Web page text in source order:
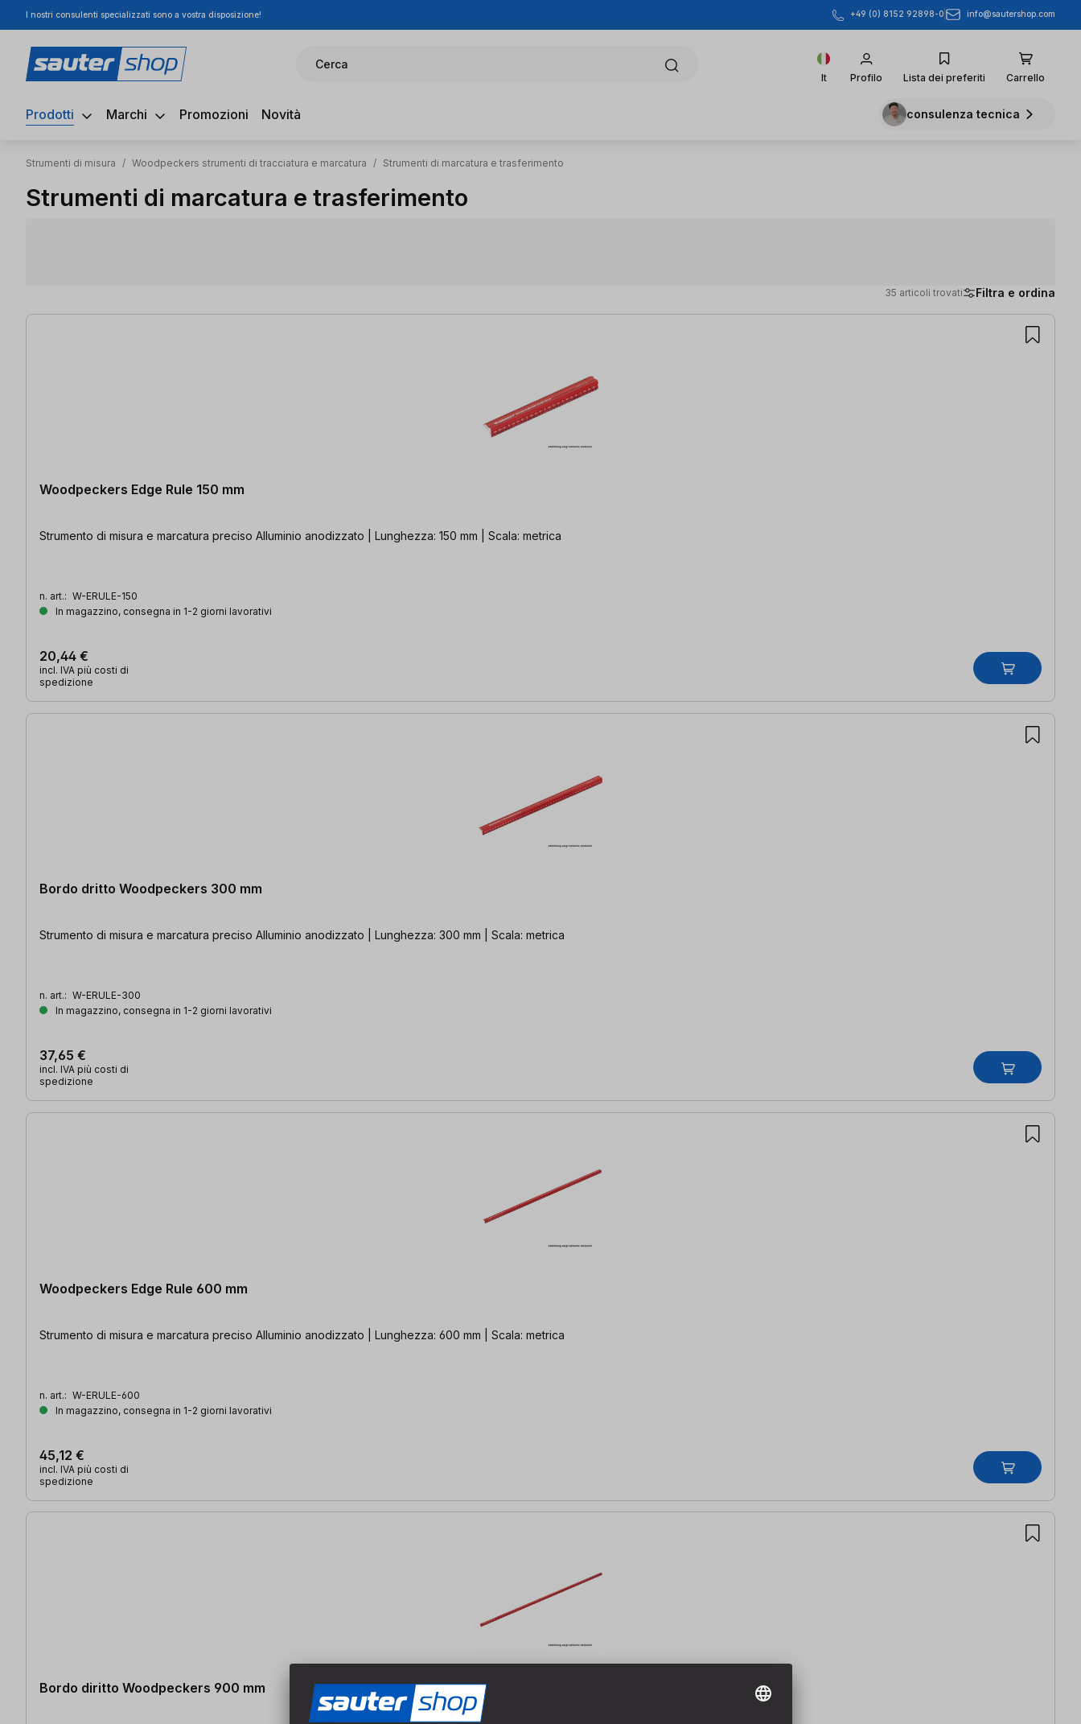
al contenuto principale
Salta alla ricerca
Passa alla navigazione principale
I nostri consulenti specializzati sono a vostra disposizione! +49 (0) 8152 92898-0 info@sautershop.com
Cerca
It Profilo Lista dei preferiti Carrello
Prodotti Marchi Promozioni Novità consulenza tecnica
Strumenti di misura / Woodpeckers strumenti di tracciatura e marcatura / Strumenti di marcatura e trasferimento
Strumenti di marcatura e trasferimento
35 articoli trovati Filtra e ordina
35 articoli trovati
Woodpeckers Edge Rule 150 mm
Strumento di misura e marcatura preciso Alluminio anodizzato | Lunghezza: 150 mm | Scala: metrica
n. art.: W-ERULE-150
In magazzino, consegna in 1-2 giorni lavorativi
20,44 €
incl. IVA più costi di
spedizione
Bordo dritto Woodpeckers 300 mm
Strumento di misura e marcatura preciso Alluminio anodizzato | Lunghezza: 300 mm | Scala: metrica
n. art.: W-ERULE-300
In magazzino, consegna in 1-2 giorni lavorativi
37,65 €
incl. IVA più costi di
spedizione
Woodpeckers Edge Rule 600 mm
Strumento di misura e marcatura preciso Alluminio anodizzato | Lunghezza: 600 mm | Scala: metrica
n. art.: W-ERULE-600
In magazzino, consegna in 1-2 giorni lavorativi
45,12 €
incl. IVA più costi di
spedizione
Bordo diritto Woodpeckers 900 mm